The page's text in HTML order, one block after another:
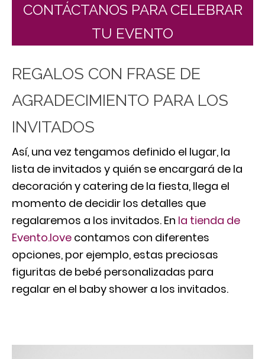
CONTÁCTANOS PARA CELEBRAR
TU EVENTO
REGALOS CON FRASE DE
AGRADECIMIENTO PARA LOS
INVITADOS
Así, una vez tengamos definido el lugar, la
lista de invitados y quién se encargará de la
decoración y catering de la fiesta, llega el
momento de decidir los detalles que
regalaremos a los invitados. En la tienda de
Evento.love contamos con diferentes
opciones, por ejemplo, estas preciosas
figuritas de bebé personalizadas para
regalar en el baby shower a los invitados.